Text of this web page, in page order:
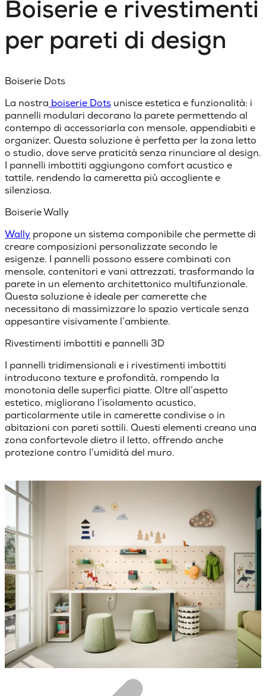
Boiserie e rivestimenti
per pareti di design
Boiserie Dots
La nostra boiserie Dots unisce estetica e funzionalità: i
pannelli modulari decorano la parete permettendo al
contempo di accessoriarla con mensole, appendiabiti e
organizer. Questa soluzione è perfetta per la zona letto
o studio, dove serve praticità senza rinunciare al design.
I pannelli imbottiti aggiungono comfort acustico e
tattile, rendendo la cameretta più accogliente e
silenziosa.
Boiserie Wally
Wally propone un sistema componibileche permette di
creare composizioni personalizzate secondo le
esigenze. I pannelli possono essere combinati con
mensole, contenitori e vani attrezzati, trasformando la
parete in un elemento architettonico multifunzionale.
Questa soluzione è ideale per camerette che
necessitano di massimizzare lo spazio verticale senza
appesantire visivamente l’ambiente.
Rivestimenti imbottiti e pannelli 3D
I pannelli tridimensionali e i rivestimenti imbottiti
introducono texture e profondità, rompendo la
monotonia delle superfici piatte. Oltre all’aspetto
estetico, migliorano l’isolamento acustico,
particolarmente utile in camerette condivise o in
abitazioni con pareti sottili. Questi elementi creano una
zona confortevole dietro il letto, offrendo anche
protezione contro l’umidità del muro.